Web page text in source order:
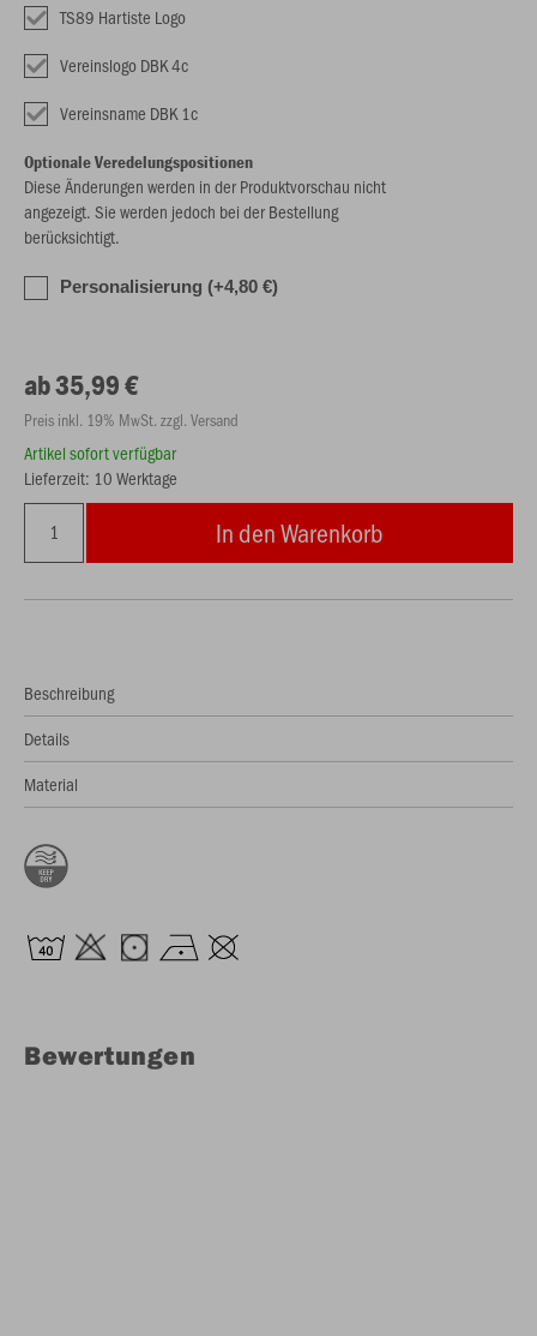
TS89 Hartiste Logo
Vereinslogo DBK 4c
Vereinsname DBK 1c
Optionale Veredelungspositionen
Diese Änderungen werden in der Produktvorschau nicht
angezeigt. Sie werden jedoch bei der Bestellung
berücksichtigt.
Personalisierung (+4,80 €)
ab 35,99 €
Preis inkl. 19% MwSt. zzgl. Versand
Artikel sofort verfügbar
Lieferzeit: 10 Werktage
In den Warenkorb
Beschreibung
Details
Material
Bewertungen